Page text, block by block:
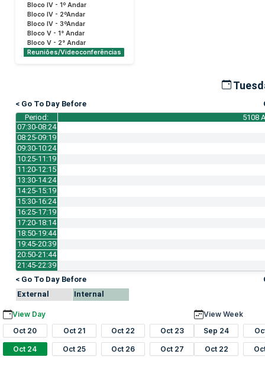
Bloco IV - 1º Andar
Bloco IV - 2ºAndar
Bloco IV - 3ºAndar
Bloco V - 1° Andar
Bloco V - 2° Andar
Reuniões/Videoconferências
< Go To Day Before
Period:
5108
07:30-08:24
08:25-09:19
09:30-10:24
10:25-11:19
11:20-12:15
13:30-14:24
14:25-15:19
15:30-16:24
16:25-17:19
17:20-18:14
18:50-19:44
19:45-20:39
20:50-21:44
21:45-22:39
< Go To Day Before
External
Internal
View Day
Oct 20
Oct 21 Oct 22 Oct 23
Oct 24 Oct 25 Oct 26 Oct 27
View Week
Sep 24
Oct 22